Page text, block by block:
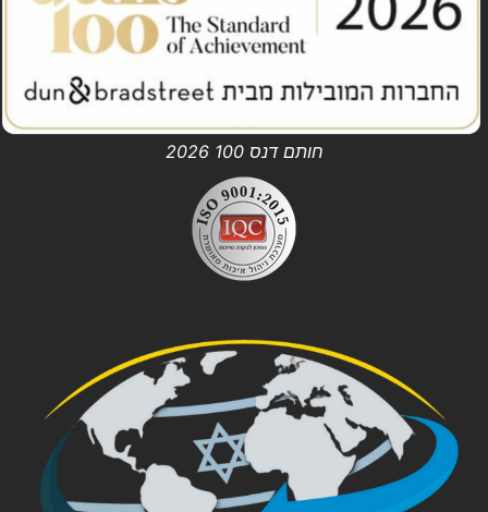
חותם דנס 100 2026